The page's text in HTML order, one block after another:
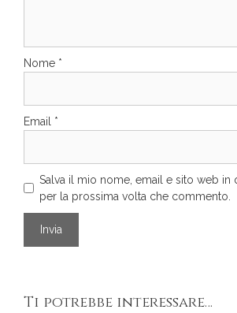
Nome *
Email *
Salva il mio nome, email e sito web in
per la prossima volta che commento.
Ti potrebbe interessare…